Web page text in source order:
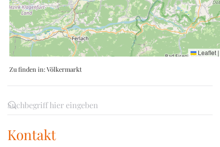
Leaflet |
Zu finden in:Völkermarkt
Kontakt